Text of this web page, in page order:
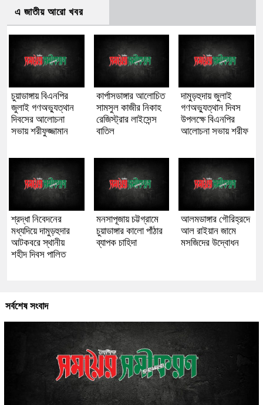
এ জাতীয় আরো খবর
চুয়াডাঙ্গায় বিএনপির
জুলাই গণঅভ্যুত্থান
দিবসের আলোচনা
সভায় শরীফুজ্জামান
কার্পাসডাঙ্গার আলোচিত
সামসুল কাজীর নিকাহ
রেজিস্ট্রার লাইসেন্স
বাতিল
দামুড়হুদায় জুলাই
গণঅভ্যুত্থান দিবস
উপলক্ষে বিএনপির
আলোচনা সভায় শরীফ
শ্রদ্ধা নিবেদনের
মধ্যদিয়ে দামুড়হুদার
আটকবরে স্থানীয়
শহীদ দিবস পালিত
মনসাপূজায় চট্টগ্রামে
চুয়াডাঙ্গার কালো পাঁঠার
ব্যাপক চাহিদা
আলমডাঙ্গার গৌরিহ্রদে
আল রাইয়ান জামে
মসজিদের উদ্বোধন
সর্বশেষ সংবাদ